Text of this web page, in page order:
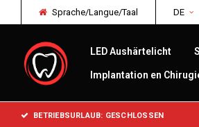
Sprache/Langue/Taal DE
LED Aushärtelicht
Implantation en
BETRIEBSURLAUB: GESCHLOSSEN